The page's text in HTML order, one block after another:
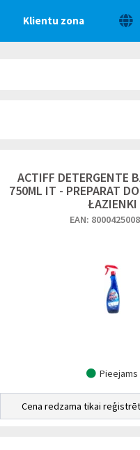
Klientu zona
ACTIFF DETERGENTE
750ML IT - PREPARAT
ŁAZIENKI
EAN:
Pieejams
Cena redzama tikai